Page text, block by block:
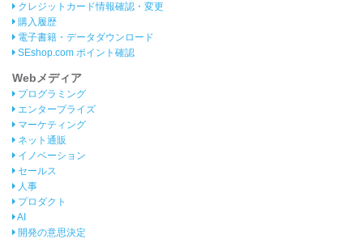
クレジットカード情報確認・変更
購入履歴
電子書籍・データダウンロード
SEshop.com ポイント確認
Webメディア
プログラミング
エンタープライズ
マーケティング
ネット通販
イノベーション
セールス
人事
プロダクト
AI
開発の意思決定